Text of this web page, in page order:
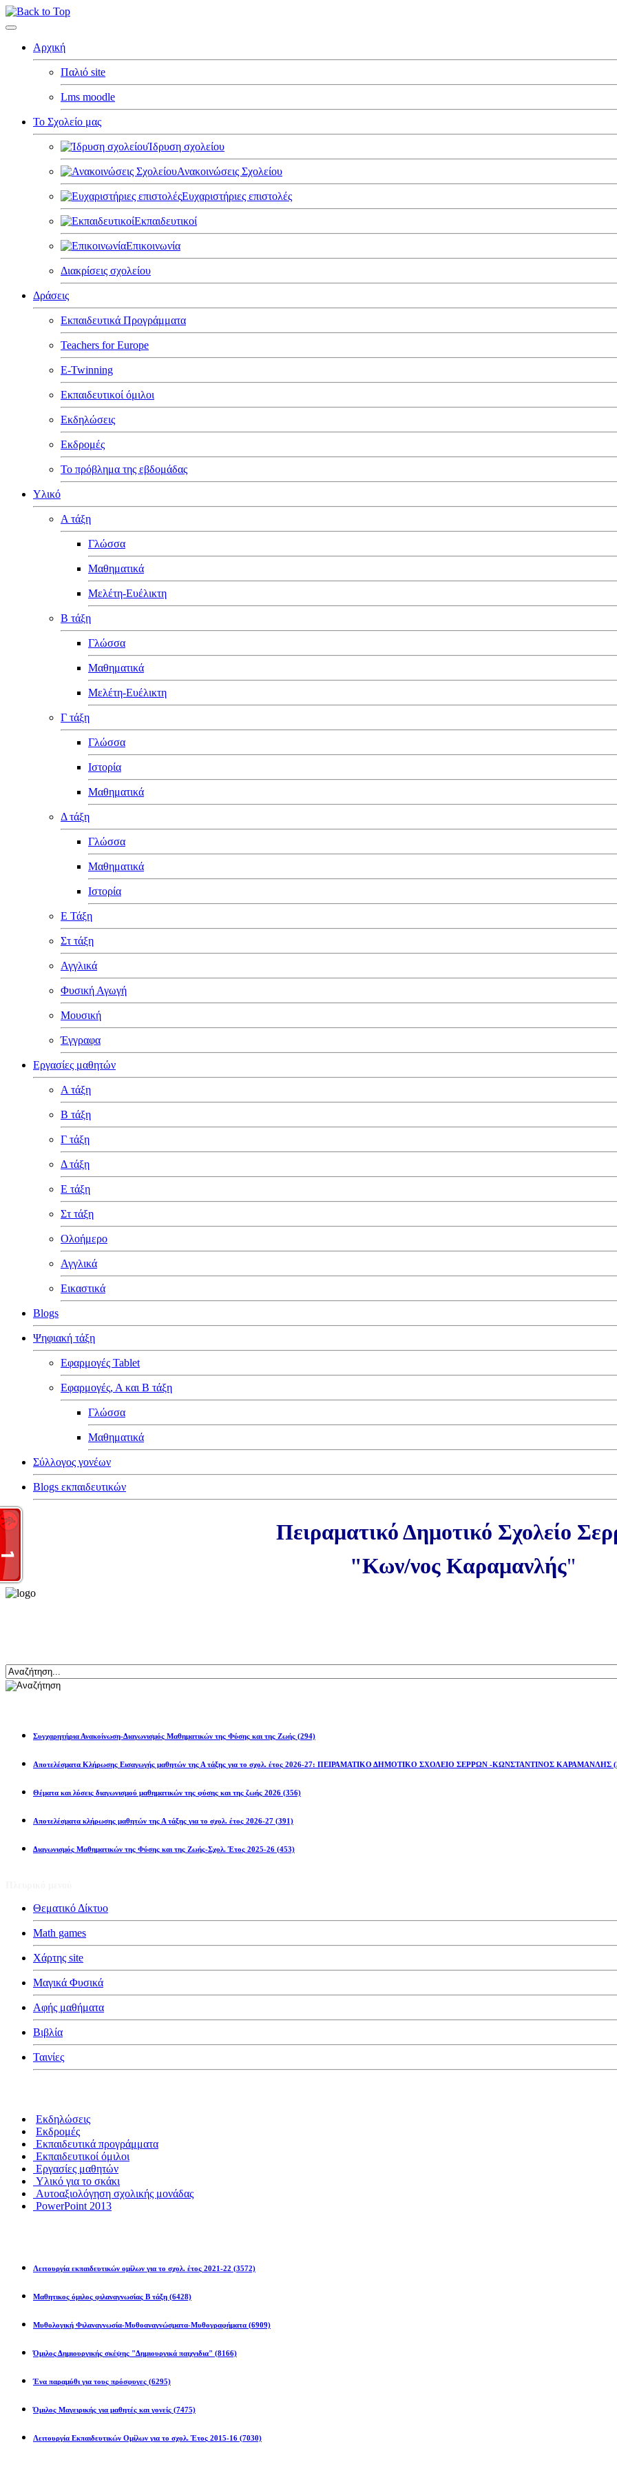
Αρχική
Παλιό site
Lms moodle
Το Σχολείο μας
Ίδρυση σχολείου
Ανακοινώσεις Σχολείου
Ευχαριστήριες επιστολές
Εκπαιδευτικοί
Επικοινωνία
Διακρίσεις σχολείου
Δράσεις
Εκπαιδευτικά Προγράμματα
Teachers for Europe
E-Twinning
Εκπαιδευτικοί όμιλοι
Εκδηλώσεις
Εκδρομές
Το πρόβλημα της εβδομάδας
Υλικό
Α τάξη
Γλώσσα
Μαθηματικά
Μελέτη-Ευέλικτη
Β τάξη
Γλώσσα
Μαθηματικά
Μελέτη-Ευέλικτη
Γ τάξη
Γλώσσα
Ιστορία
Μαθηματικά
Δ τάξη
Γλώσσα
Μαθηματικά
Ιστορία
Ε Τάξη
Στ τάξη
Αγγλικά
Φυσική Αγωγή
Μουσική
Έγγραφα
Εργασίες μαθητών
Α τάξη
Β τάξη
Γ τάξη
Δ τάξη
Ε τάξη
Στ τάξη
Ολοήμερο
Αγγλικά
Εικαστικά
Blogs
Ψηφιακή τάξη
Εφαρμογές Tablet
Εφαρμογές, Α και Β τάξη
Γλώσσα
Μαθηματικά
Σύλλογος γονέων
Blogs εκπαιδευτικών
Πειραματικό Δημοτικό Σχολείο
"Κων/νος Καραμανλής"
Συγχαρητήρια Ανακοίνωση-Διαγωνισμός Μαθηματικών της Φύσης και της Ζωής (294)
Αποτελέσματα Κλήρωσης Εισαγωγής μαθητών της Α τάξης για το σχολ. έτος 2026-27: ΠΕΙΡΑΜΑΤΙΚΟ ΔΗΜΟΤΙΚΟ ΣΧΟΛΕΙΟ ΣΕΡΡΩΝ -ΚΩΝΣΤΑΝΤΙΝΟΣ ΚΑΡΑΜΑΝΛΗΣ
Θέματα και λύσεις διαγωνισμού μαθηματικών της φύσης και της ζωής 2026 (356)
Αποτελέσματα κλήρωσης μαθητών της Α τάξης για το σχολ. έτος 2026-27 (391)
Διαγωνισμός Μαθηματικών της Φύσης και της Ζωής-Σχολ. Έτος 2025-26 (453)
Θεματικό Δίκτυο
Math games
Χάρτης site
Μαγικά Φυσικά
Αφής μαθήματα
Βιβλία
Ταινίες
Εκδηλώσεις
Εκδρομές
Εκπαιδευτικά προγράμματα
Εκπαιδευτικοί όμιλοι
Εργασίες μαθητών
Υλικό για το σκάκι
Αυτοαξιολόγηση σχολικής μονάδας
PowerPoint 2013
Λειτουργία εκπαιδευτικών ομίλων για το σχολ. έτος 2021-22 (3572)
Μαθητικος όμιλος φιλαναγνωσίας Β τάξη (6428)
Μυθολογική Φιλαναγνωσία-Μυθοαναγνώσματα-Μυθογραφήματα (6909)
Όμιλος Δημιουργικής σκέψης "Δημιουργικά παιχνιδια" (8166)
Ένα παραμύθι για τους πρόσφυγες (6295)
Όμιλος Μαγειρικής για μαθητές και γονείς (7475)
Λειτουργία Εκπαιδευτικών Ομίλων για το σχολ. Έτος 2015-16 (7030)